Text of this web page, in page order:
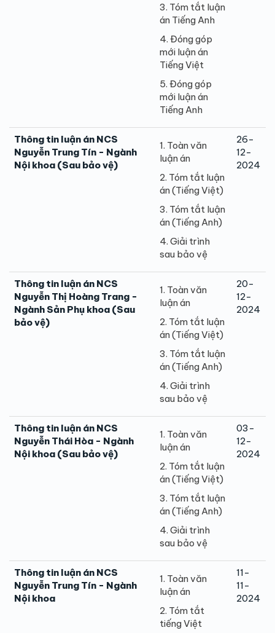
3. Tóm tắt luận
án Tiếng Anh
4. Đóng góp
mới luận án
Tiếng Việt
5. Đóng góp
mới luận án
Tiếng Anh
Thông tin luận án NCS
Nguyễn Trung Tín - Ngành
Nội khoa (Sau bảo vệ)
1. Toàn văn
luận án
2. Tóm tắt luận
án (Tiếng Việt)
3. Tóm tắt luận
án (Tiếng Anh)
4. Giải trình
sau bảo vệ
26-
12-
2024
Thông tin luận án NCS
Nguyễn Thị Hoàng Trang -
Ngành Sản Phụ khoa (Sau
bảo vệ)
1. Toàn văn
luận án
2. Tóm tắt luận
án (Tiếng Việt)
3. Tóm tắt luận
án (Tiếng Anh)
4. Giải trình
sau bảo vệ
20-
12-
2024
Thông tin luận án NCS
Nguyễn Thái Hòa - Ngành
Nội khoa (Sau bảo vệ)
1. Toàn văn
luận án
2. Tóm tắt luận
án (Tiếng Việt)
3. Tóm tắt luận
án (Tiếng Anh)
4. Giải trình
sau bảo vệ
03-
12-
2024
Thông tin luận án NCS
Nguyễn Trung Tín - Ngành
Nội khoa
1. Toàn văn
luận án
2. Tóm tắt
tiếng Việt
11-
11-
2024